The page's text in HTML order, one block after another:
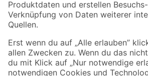
Sicher einkaufen
Jetzt die toom-App herunterladen